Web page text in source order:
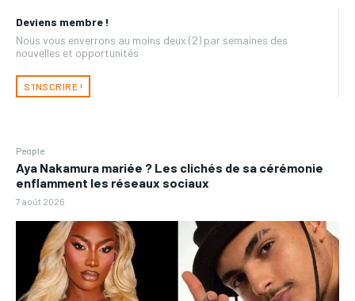
Deviens membre !
Nous vous enverrons au moins deux (2) par semaines des
nouvelles et opportunités
S'INSCRIRE !
People
Aya Nakamura mariée ? Les clichés de sa cérémonie
enflamment les réseaux sociaux
7 août 2026